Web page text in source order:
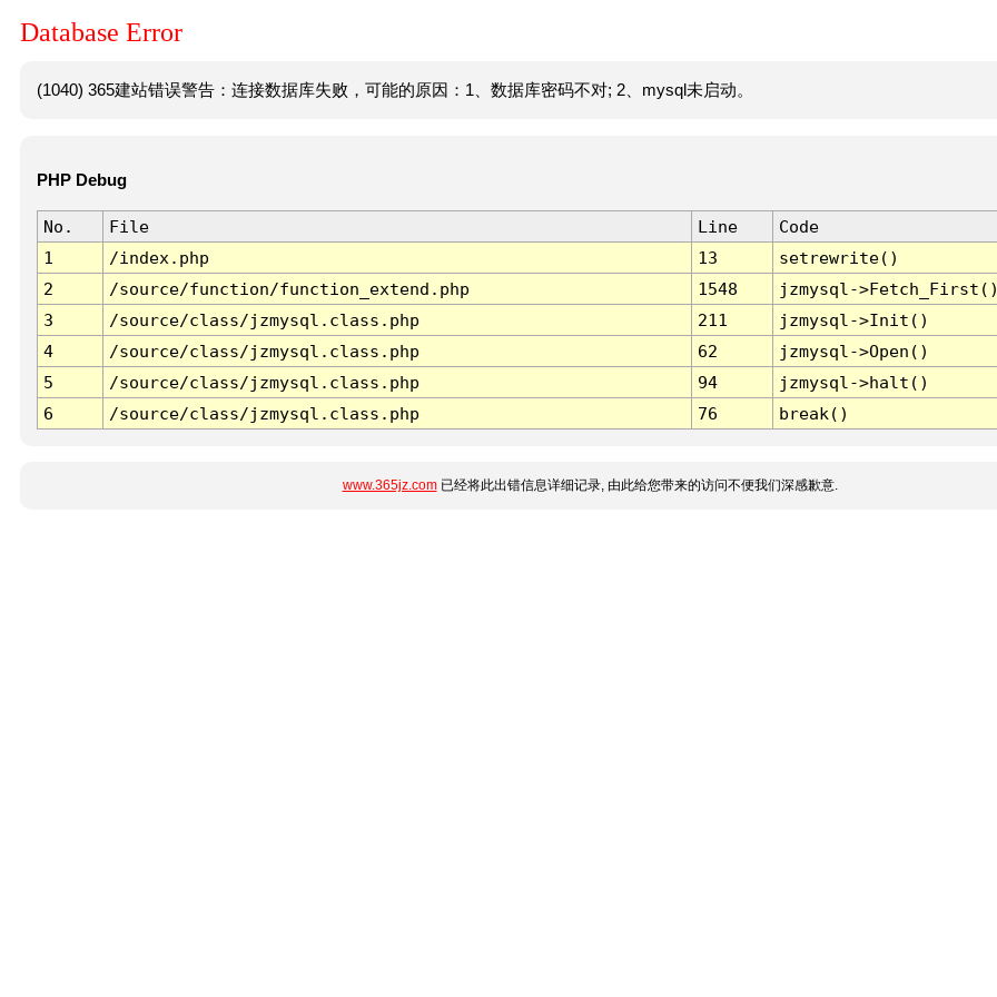
Database Error
(1040) 365建站错误警告：连接数据库失败，可能的原因：1、数据库密码不对; 2、mysql未启动。
PHP Debug
No. File Line
Code
1
/index.php 13
setrewrite()
2
/source/function/function_extend.php 1548
jzmysql-
3
/source/class/jzmysql.class.php 211
jzmysql->Init()
4
/source/class/jzmysql.class.php 62
jzmysql->Open()
5
/source/class/jzmysql.class.php 94
jzmysql->halt()
6
/source/class/jzmysql.class.php 76 break()
www.365jz.com已经将此出错信息详细记录, 由此给您带来的访问不便我们深感歉意.